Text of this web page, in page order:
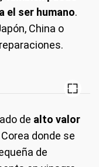
el ser humano.
China o
de alto valor
donde se
de